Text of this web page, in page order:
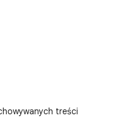
treści